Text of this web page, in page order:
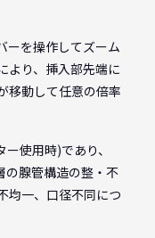
ーを操作してズーム
より、挿入部先端に
移動して任意の倍率
使用時)であり、
の腺管構造の整・不
均一、口径不同につ